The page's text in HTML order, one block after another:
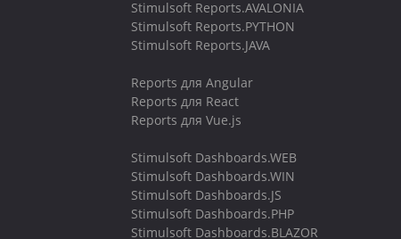
Stimulsoft Reports.AVALONIA
Stimulsoft Reports.PYTHON
Stimulsoft Reports.JAVA
Reports для Angular
Reports для React
Reports для Vue.js
Stimulsoft Dashboards.WEB
Stimulsoft Dashboards.WIN
Stimulsoft Dashboards.JS
Stimulsoft Dashboards.PHP
Stimulsoft Dashboards.BLAZOR